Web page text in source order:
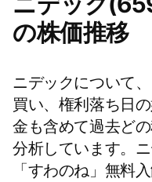
の株価推移
ニデックについて
買い、権利落ち日
金も含めて過去ど
分析しています。
「すわのね」無料